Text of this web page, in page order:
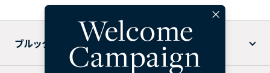
ブルックス ブラザーズについて